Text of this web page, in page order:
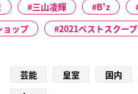
三山凌輝 B'z
ョップ 2021ベストスクープ
芸能 皇室 国内